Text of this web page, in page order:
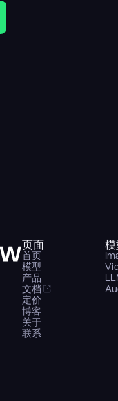
页面
首页
模型
产品
文档
定价
博客
关于
联系